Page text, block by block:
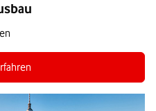
Glasfaser-Ausbau